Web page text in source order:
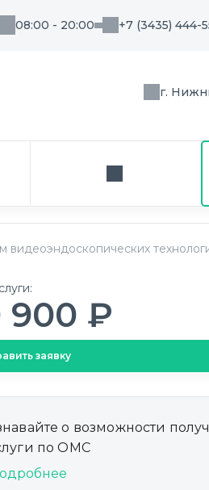
08:00 - 20:00 +7 (3435) 444-
г.
Заказ звонка
видеоэндоскопических
900 ₽
заявку
о возможности
по ОМС